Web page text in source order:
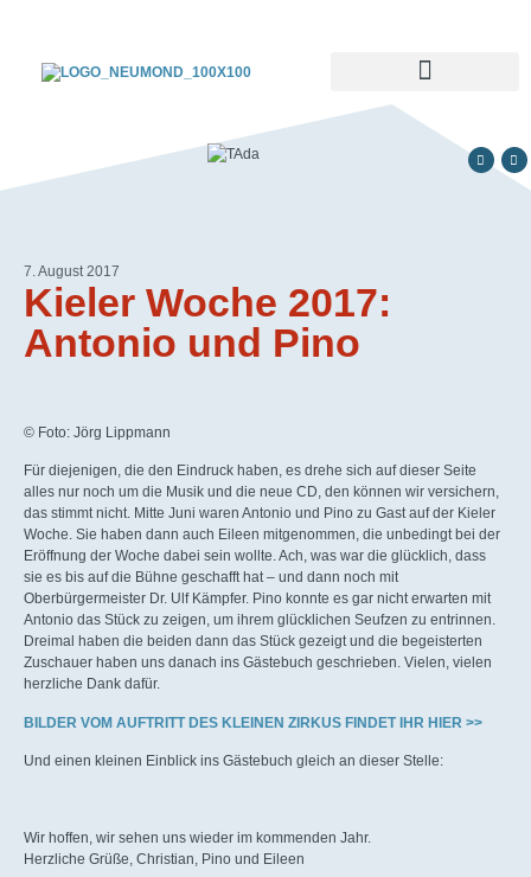
7. August 2017
Kieler Woche 2017:
Antonio und Pino
© Foto: Jörg Lippmann
Für diejenigen, die den Eindruck haben, es drehe sich auf dieser Seite
alles nur noch um die Musik und die neue CD, den können wir versichern,
das stimmt nicht. Mitte Juni waren Antonio und Pino zu Gast auf der Kieler
Woche. Sie haben dann auch Eileen mitgenommen, die unbedingt bei der
Eröffnung der Woche dabei sein wollte. Ach, was war die glücklich, dass
sie es bis auf die Bühne geschafft hat – und dann noch mit
Oberbürgermeister Dr. Ulf Kämpfer. Pino konnte es gar nicht erwarten mit
Antonio das Stück zu zeigen, um ihrem glücklichen Seufzen zu entrinnen.
Dreimal haben die beiden dann das Stück gezeigt und die begeisterten
Zuschauer haben uns danach ins Gästebuch geschrieben. Vielen, vielen
herzliche Dank dafür.
BILDER VOM AUFTRITT DES KLEINEN ZIRKUS FINDET IHR HIER >>
Und einen kleinen Einblick ins Gästebuch gleich an dieser Stelle:
Wir hoffen, wir sehen uns wieder im kommenden Jahr.
Herzliche Grüße, Christian, Pino und Eileen